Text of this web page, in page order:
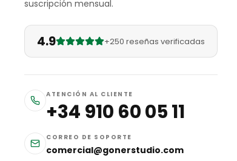
suscripción mensual.
4.9 +250 reseñas verificadas
ATENCIÓN AL CLIENTE
+34 910 60 05 11
CORREO DE SOPORTE
comercial@gonerstudio.com